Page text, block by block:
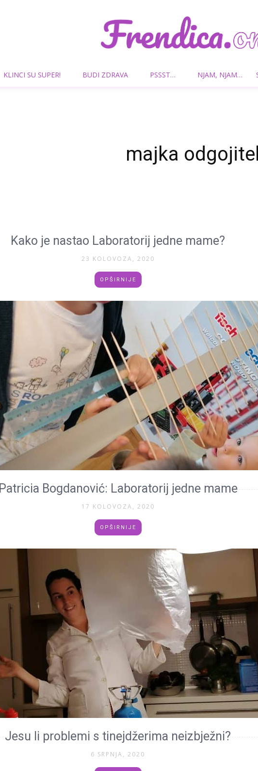
Frendica.online
KLINCI SU SUPER! BUDI ZDRAVA PSSST… NJAM, NJAM…
majka
Kako je nastao Laboratorij jedne mame?
23 KOLOVOZA, 2020
OPŠIRNIJE
Patricia Bogdanović: Laboratorij jedne mame
17 KOLOVOZA, 2020
OPŠIRNIJE
Jesu li problemi s tinejdžerima neizbježni?
6 SRPNJA, 2020